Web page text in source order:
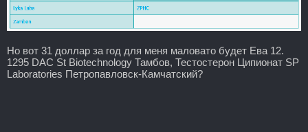
Но вот 31 доллар за год для меня маловато будет Ева 12.
1295 DAC St Biotechnology Тамбов, Тестостерон Ципионат SP
Laboratories Петропавловск-Камчатский?